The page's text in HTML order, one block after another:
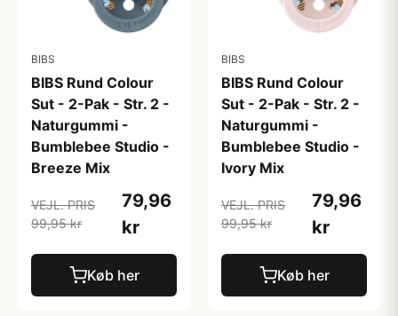
BIBS
BIBS Rund Colour
Sut - 2-Pak - Str. 2 -
Naturgummi -
Bumblebee Studio -
Breeze Mix
VEJL. PRIS
99,95 kr
79,96
kr
Køb her
BIBS
BIBS Rund Colour
Sut - 2-Pak - Str. 2 -
Naturgummi -
Bumblebee Studio -
Ivory Mix
VEJL. PRIS
99,95 kr
79,96
kr
Køb her